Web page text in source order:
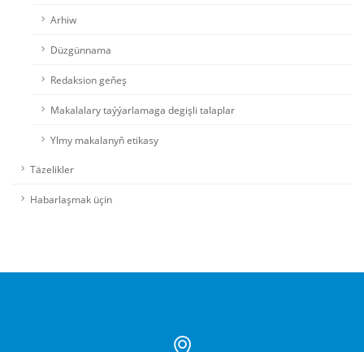
Arhiw
Düzgünnama
Redaksion geňeş
Makalalary taýýarlamaga degişli talaplar
Ylmy makalanyň etikasy
Täzelikler
Habarlaşmak üçin